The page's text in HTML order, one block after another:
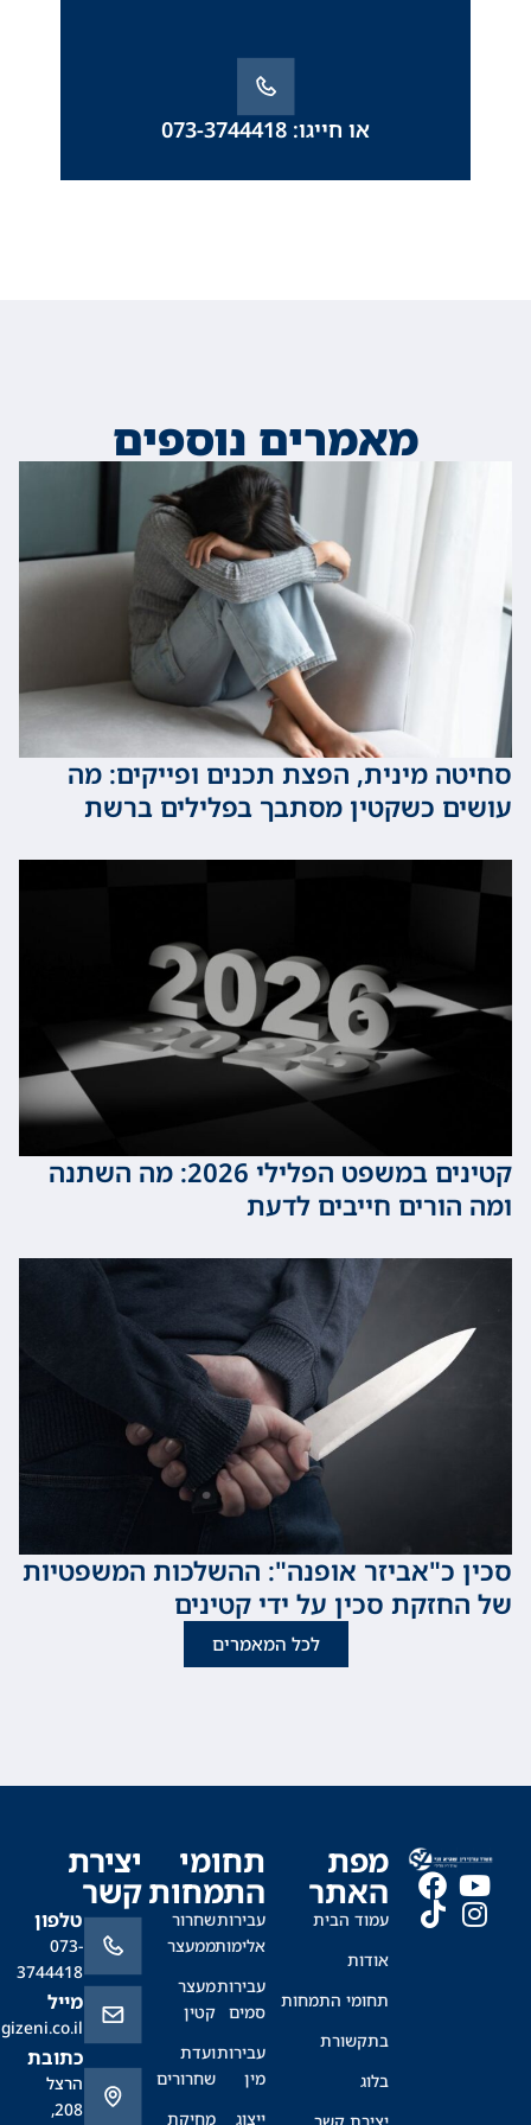
או חייגו: 073-3744418
מאמרים נוספים
מינית, הפצת תכנים ופייקים: מה
כשקטין מסתבך בפלילים ברשת
קטינים במשפט הפלילי 2026: מה השתנה
חייבים לדעת
כ"אביזר אופנה": ההשלכות המשפטיות
סכין על ידי קטינים
לכל המאמרים
מפת
האתר
עמוד הבית
תחומי התמחות
תחומי
התמחות
עבירות
סמים
עבירות
ייצוג
שחרור
ממעצר
מעצר
קטין
ועדת
שחרורים
מחיקת
יצירת
קשר
טלפון
3744418
מייל
office@sagizeni.co.il
הרצל